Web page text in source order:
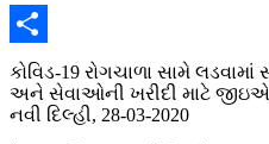
Share
કોવિડ-19 રોગચાળા સામે
અને સેવાઓની ખરીદી માટે
નવી દિલ્હી, 28-03-2020